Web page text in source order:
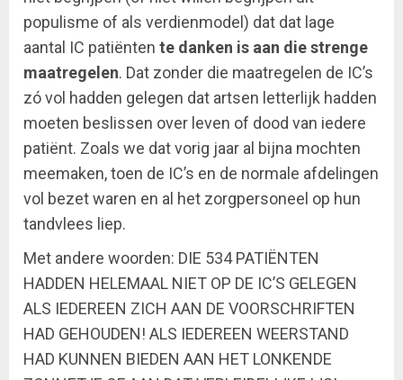
populisme of als verdienmodel) dat dat lage
aantal IC patiënten te danken is aan die strenge
maatregelen. Dat zonder die maatregelen de IC’s
zó vol hadden gelegen dat artsen letterlijk hadden
moeten beslissen over leven of dood van iedere
patiënt. Zoals we dat vorig jaar al bijna mochten
meemaken, toen de IC’s en de normale afdelingen
vol bezet waren en al het zorgpersoneel op hun
tandvlees liep.
Met andere woorden: DIE 534 PATIËNTEN
HADDEN HELEMAAL NIET OP DE IC’S GELEGEN
ALS IEDEREEN ZICH AAN DE VOORSCHRIFTEN
HAD GEHOUDEN! ALS IEDEREEN WEERSTAND
HAD KUNNEN BIEDEN AAN HET LONKENDE